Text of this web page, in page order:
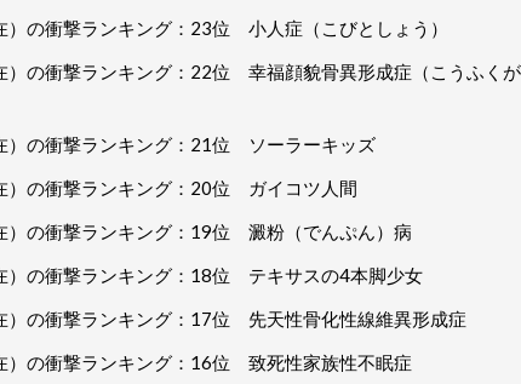
）の衝撃ランキング：23位 小人症（こびとしょう）
）の衝撃ランキング：22位 幸福顔貌骨異形成症（こうふく
）の衝撃ランキング：21位 ソーラーキッズ
）の衝撃ランキング：20位 ガイコツ人間
）の衝撃ランキング：19位 澱粉（でんぷん）病
）の衝撃ランキング：18位 テキサスの4本脚少女
）の衝撃ランキング：17位 先天性骨化性線維異形成症
）の衝撃ランキング：16位 致死性家族性不眠症